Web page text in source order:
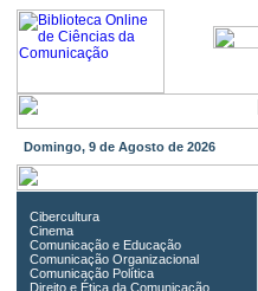
Domingo, 9 de Agosto de 2026
Cibercultura
Cinema
Comunicação e Educação
Comunicação Organizacional
Comunicação Política
Direito e Ética da Comunicação